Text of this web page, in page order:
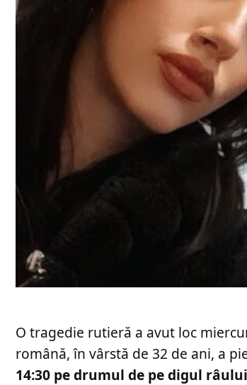
O tragedie rutieră a avut loc
română, în vârstă de 32 de ani, a
14:30 pe drumul de pe digul